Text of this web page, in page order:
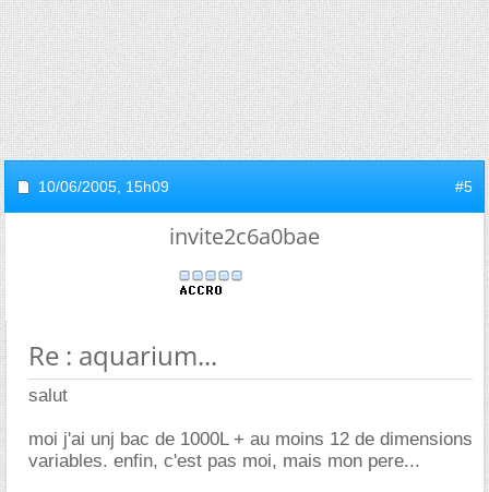
10/06/2005, 15h09 #5
invite2c6a0bae
Re : aquarium...
salut
moi j'ai unj bac de 1000L + au moins 12 de dimensions
variables. enfin, c'est pas moi, mais mon pere...